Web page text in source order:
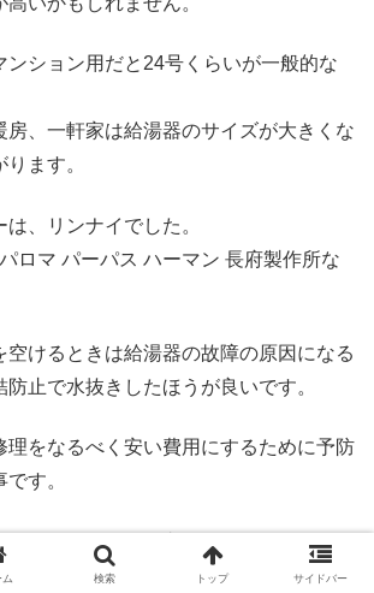
ンション用だと24号くらいが一般的な
房、一軒家は給湯器のサイズが大きくな
ます。
、リンナイでした。
ロマ パーパス ハーマン 長府製作所な
空けるときは給湯器の故障の原因になる
止で水抜きしたほうが良いです。
理をなるべく安い費用にするために予防
す。
があるなら給湯器交換でホームセンター
おすすめです。
ム 検索 トップ サイドバー